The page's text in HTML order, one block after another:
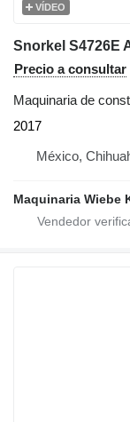
VÍDEO
Snorkel S4726E
Precio a consultar
Maquinaria de
2017
México,
Maquinaria Wiebe